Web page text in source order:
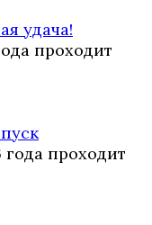
удача!
проходит
года проходит